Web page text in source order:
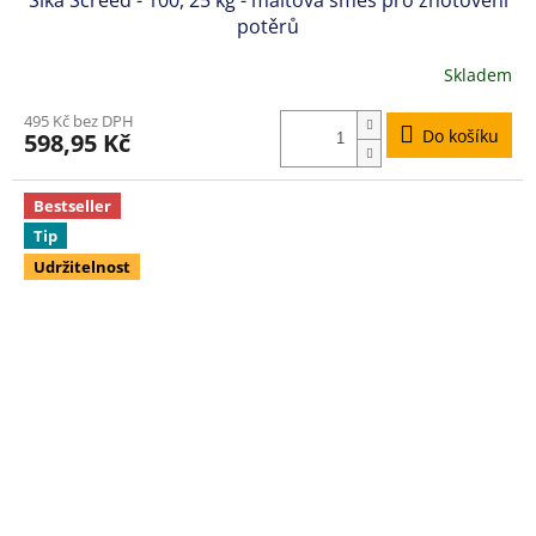
potěrů
Skladem
495 Kč bez DPH
598,95 Kč Do košíku
Bestseller
Tip
Udržitelnost